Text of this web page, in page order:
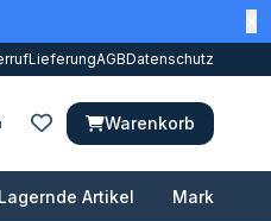
LieferungAGBDatenschutz
Warenkorb
Lagernde Artikel Marken